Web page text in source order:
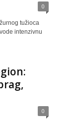
0
tužioca
intenzivnu
0